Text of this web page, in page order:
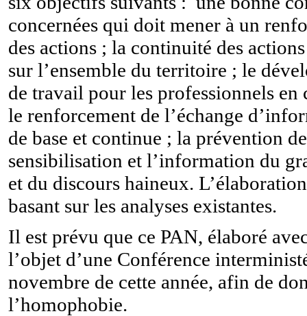
concernées qui doit mener à un
des actions ; la continuité des
sur l’ensemble du territoire ; le
de travail pour les professionnels
le renforcement de l’échange
de base et continue ; la prévention
sensibilisation et l’information du
et du discours haineux.
basant sur les analyses existantes.
Il est prévu que ce PAN, élaboré
l’objet d’une Conférence
novembre de cette année, afin de
l’homophobie.